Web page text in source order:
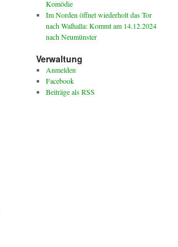
Komödie
Im Norden öffnet wiederholt das Tor
nach Walhalla: Kommt am 14.12.2024
nach Neumünster
Verwaltung
Anmelden
Facebook
Beiträge als RSS